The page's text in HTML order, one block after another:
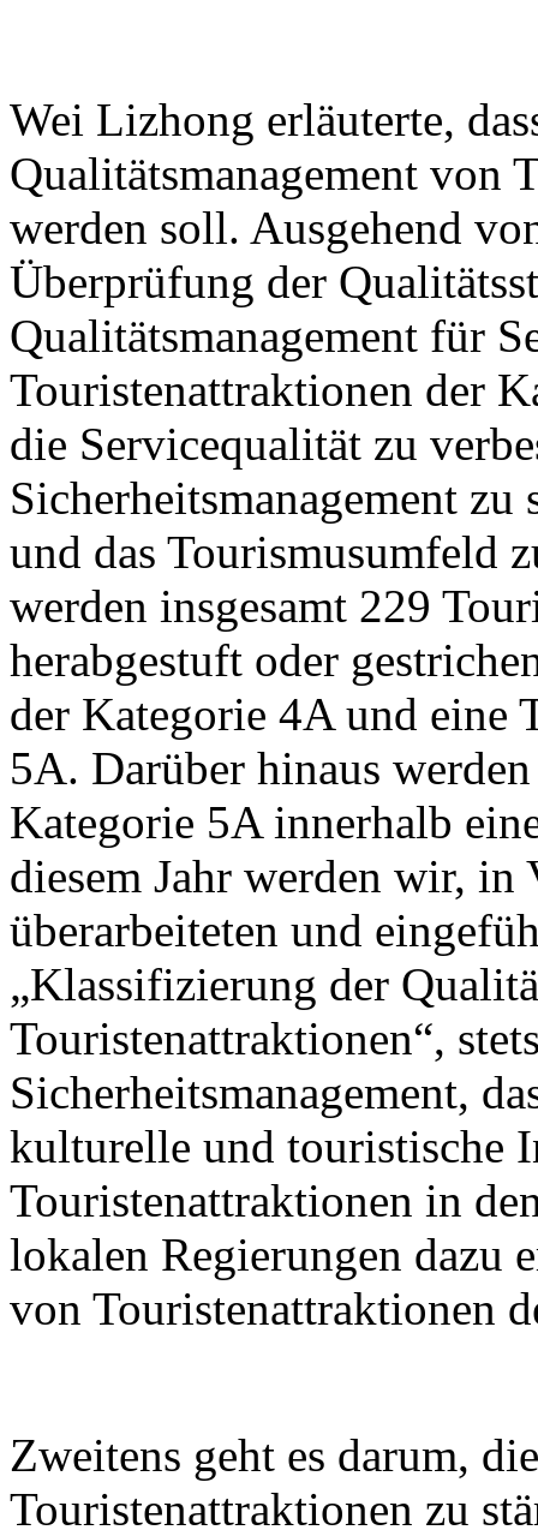
Wei Lizhong erläuterte,
Qualitätsmanagement von
werden soll. Ausgehend
Überprüfung der
Qualitätsmanagement für
Touristenattraktionen der
die Servicequalität zu
Sicherheitsmanagement
und das Tourismusumfeld
werden insgesamt 229
herabgestuft oder
der Kategorie 4A und eine
5A. Darüber hinaus
Kategorie 5A innerhalb
diesem Jahr werden wir,
überarbeiteten und
„Klassifizierung der
Touristenattraktionen“,
Sicherheitsmanagement,
kulturelle und touristische
Touristenattraktionen in
lokalen Regierungen dazu
von Touristenattraktionen
Zweitens geht es darum,
Touristenattraktionen zu